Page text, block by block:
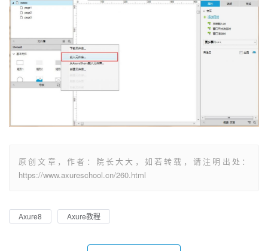
原创文章，作者：院长大大，如若转载，请注明出处：
https://www.axureschool.cn/260.html
Axure8 Axure教程